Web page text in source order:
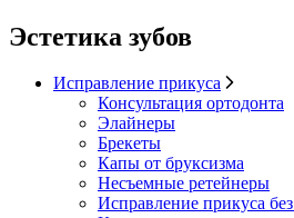
Эстетика зубов
Исправление прикуса
Консультация ортодонта
Элайнеры
Брекеты
Капы от бруксизма
Несъемные ретейнеры
Исправление прикуса